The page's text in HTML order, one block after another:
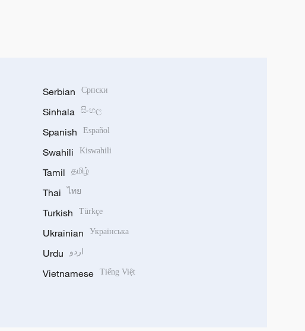
Serbian Српски
Sinhala සිංහල
Spanish Español
Swahili Kiswahili
Tamil தமிழ்
Thai ไทย
Turkish Türkçe
Ukrainian Українська
Urdu اردو
Vietnamese Tiếng Việt